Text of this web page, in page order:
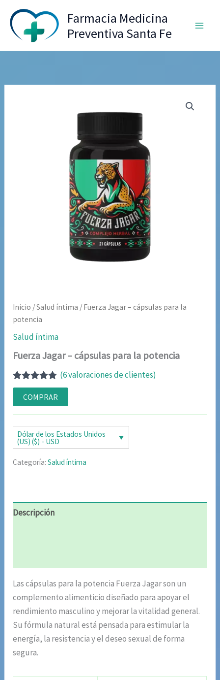
contenido
Farmacia Medicina
Preventiva Santa Fe
Inicio /Salud íntima / Fuerza Jagar – cápsulas para la
potencia
Salud íntima
Fuerza Jagar – cápsulas para la potencia
Valorado
con4.83de
5 en base
a
6
de clientes
(6valoraciones de clientes)
COMPRAR
Dólar de los Estados Unidos
(US) ($) - USD
Categoría:Salud íntima
Descripción
Las cápsulas para la potencia Fuerza Jagar son un
complemento alimenticio diseñado para apoyar el
rendimiento masculino y mejorar la vitalidad general.
Su fórmula natural está pensada para estimular la
energía, la resistencia y el deseo sexual de forma
segura.